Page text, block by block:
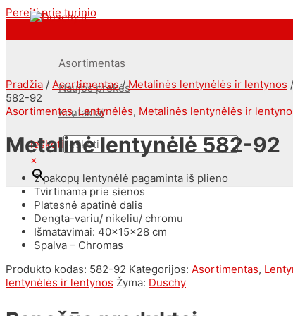
Pereiti prie turinio
Asortimentas
Naujos prekės
Kontaktai
Ieškoti
×
<--Pavel_Shrink_Menu-->
Pradžia / Asortimentas/Metalinės lentynėlės ir lentynos
582-92
Asortimentas,Lentynėlės, Metalinės lentynėlės ir
Metalinė lentynėlė 582-92
2 pakopų lentynėlė pagaminta iš plieno
Tvirtinama prie sienos
Platesnė apatinė dalis
Dengta-variu/ nikeliu/ chromu
Išmatavimai: 40x15x28 cm
Spalva – Chromas
Produkto kodas: 582-92 Kategorijos: Asortimentas,
lentynėlės ir lentynos Žyma: Duschy